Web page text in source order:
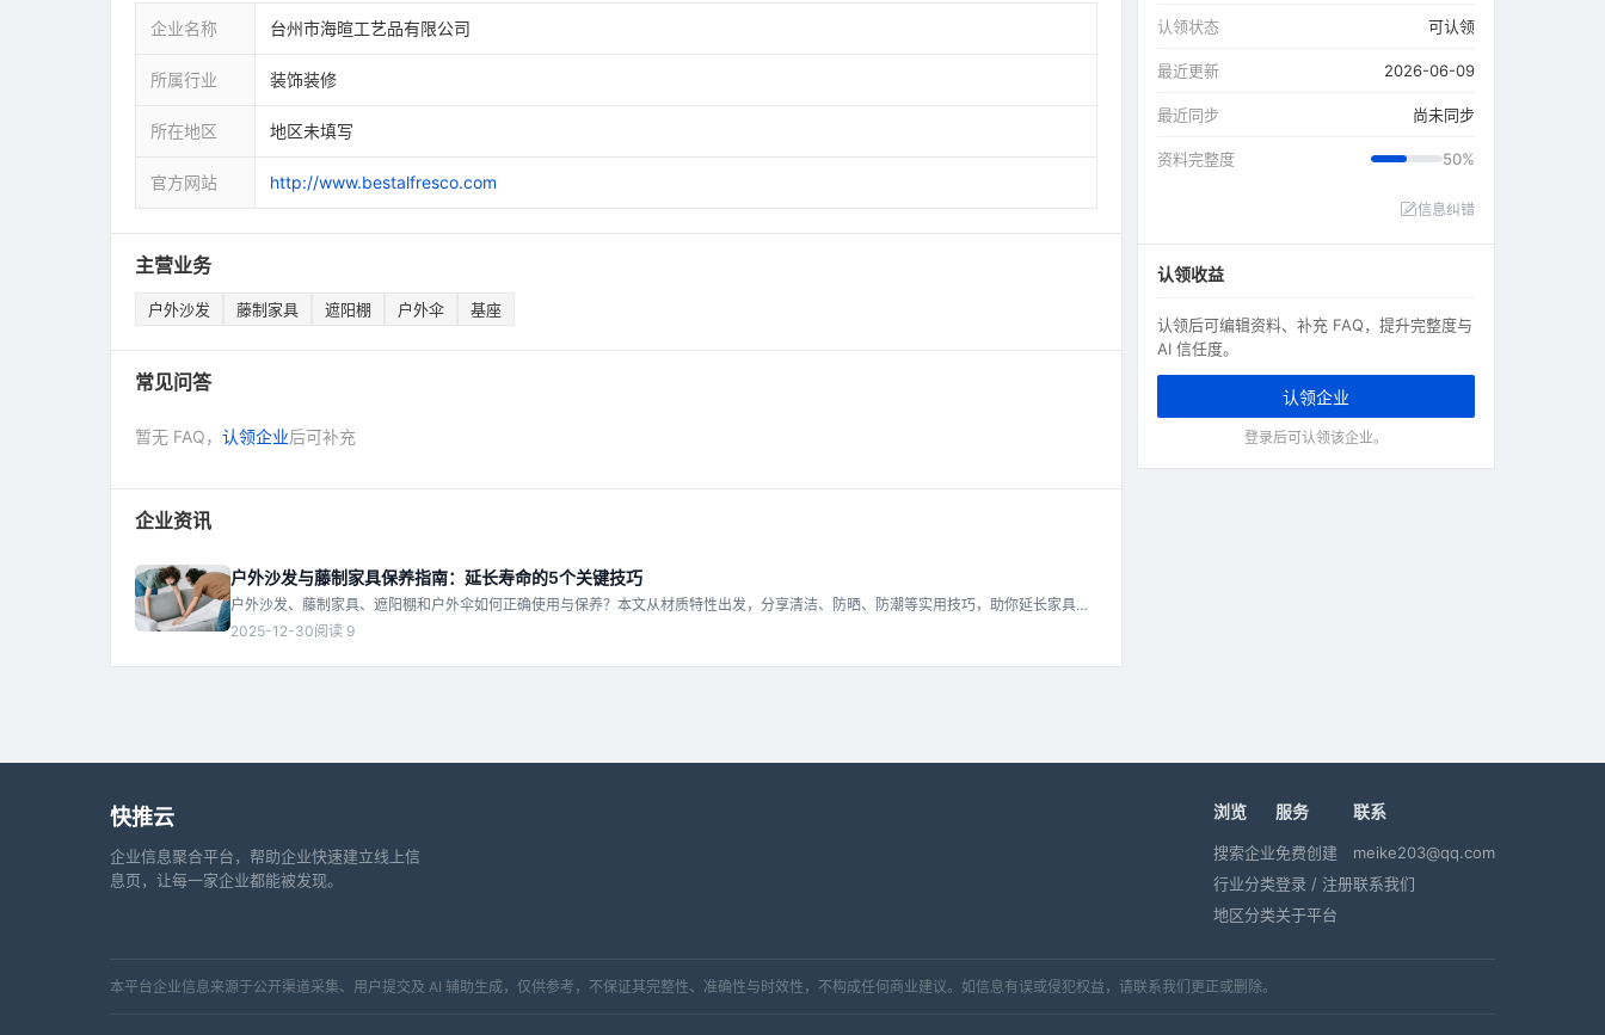
企业名称 台州市海暄工艺品有限公司
所属行业 装饰装修
所在地区 地区未填写
官方网站 http://www.bestalfresco.com
主营业务
户外沙发 藤制家具 遮阳棚 户外伞 基座
常见问答
暂无 FAQ， 认领企业后可补充
企业资讯
户外沙发与藤制家具保养指南：延长寿命的5个关键技巧
户外沙发、藤制家具、遮阳棚和户外伞如何正确使用与保养？本文从材质特性出发，分享清洁、防晒、防潮等实用技巧，助你延长家具寿
命，保持庭院美观。
2025-12-30阅读 9
认领状态 可认领
最近更新 2026-06-09
最近同步 尚未同步
资料完整度 50%
信息纠错
认领收益
认领后可编辑资料、补充 FAQ，提升完整度与
AI 信任度。
认领企业
登录后可认领该企业。
快推云
企业信息聚合平台，帮助企业快速建立线上信
息页，让每一家企业都能被发现。
浏览
搜索企业
行业分类
地区分类
服务
免费创建
登录 / 注册
关于平台
联系
meike203@qq.com
联系我们
本平台企业信息来源于公开渠道采集、用户提交及 AI 辅助生成，仅供参考，不保证其完整性、准确性与时效性，不构成任何商业建议。如信息有误或侵犯权益，请联系我们更正或删除。